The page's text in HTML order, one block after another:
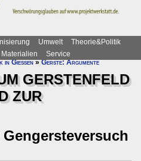
Umwelt
Theorie&Politik
Materialien
Service
in Gießen»Gerste: Argumente
GERSTENFELD
ZUR